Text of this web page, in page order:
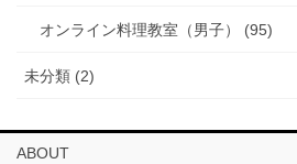
オンライン料理教室（男子） (95)
未分類 (2)
ABOUT